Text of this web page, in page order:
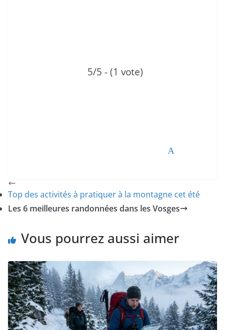
5/5 - (1 vote)
Top des activités à pratiquer à la montagne cet été
Les 6 meilleures randonnées dans les Vosges
Vous pourrez aussi aimer